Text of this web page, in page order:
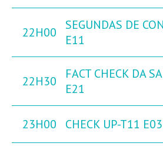
22H00
SEGUNDAS DE
E11
22H30
FACT CHECK DA
E21
23H00 CHECK UP-T11 E03